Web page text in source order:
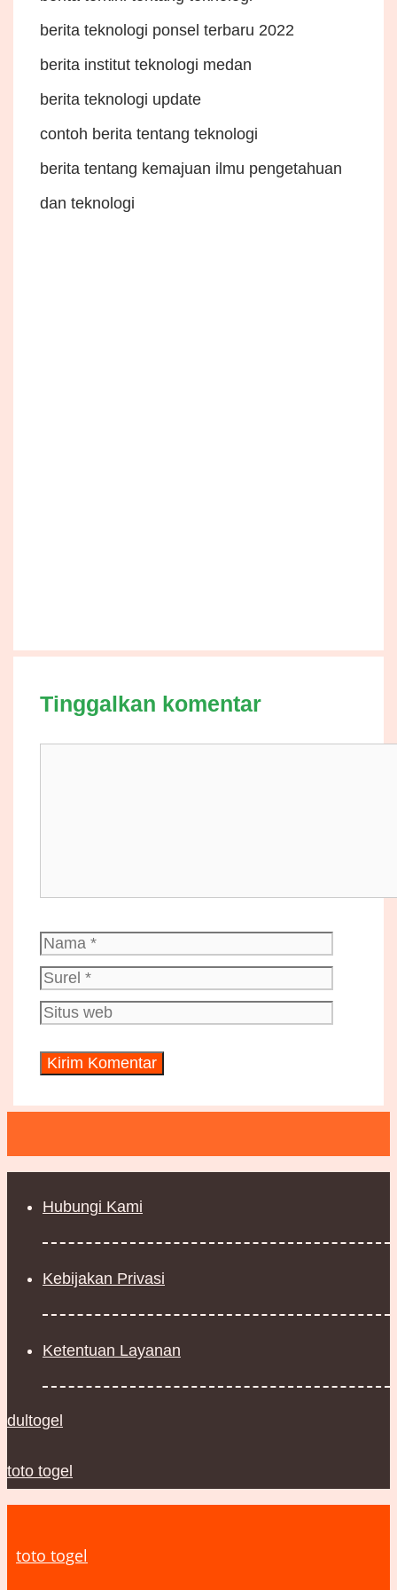
berita teknologi ponsel terbaru 2022
berita institut teknologi medan
berita teknologi update
contoh berita tentang teknologi
berita tentang kemajuan ilmu pengetahuan
dan teknologi
Tinggalkan komentar
Nama
Hubungi Kami
Kebijakan Privasi
Ketentuan Layanan
dultogel
toto togel
toto togel